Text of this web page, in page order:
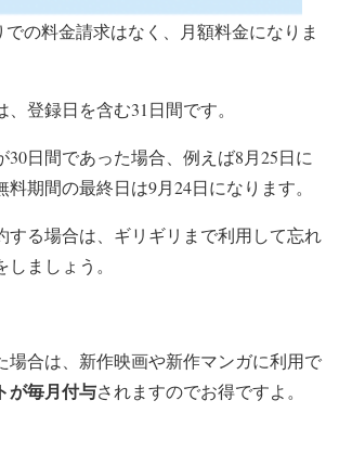
の料金請求はなく、月額料金になりま
、登録日を含む31日間です。
30日間であった場合、例えば8月25日に
期間の最終日は9月24日になります。
する場合は、ギリギリまで利用して忘れ
ましょう。
場合は、新作映画や新作マンガに利用で
が毎月付与されますのでお得ですよ。